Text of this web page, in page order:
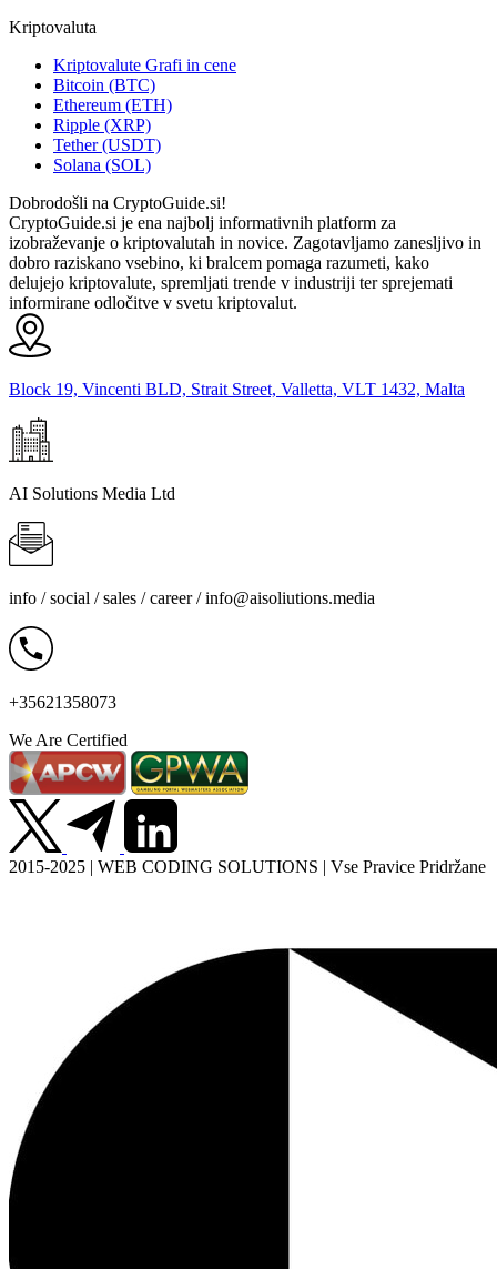
Kriptovaluta
Kriptovalute Grafi in cene
Bitcoin (BTC)
Ethereum (ETH)
Ripple (XRP)
Tether (USDT)
Solana (SOL)
Dobrodošli na CryptoGuide.si!
CryptoGuide.si je ena najbolj informativnih platform za
izobraževanje o kriptovalutah in novice. Zagotavljamo zanesljivo in
dobro raziskano vsebino, ki bralcem pomaga razumeti, kako
delujejo kriptovalute, spremljati trende v industriji ter sprejemati
informirane odločitve v svetu kriptovalut.
Block 19, Vincenti BLD, Strait Street, Valletta, VLT 1432, Malta
AI Solutions Media Ltd
info / social / sales / career /info@aisoliutions.media
+35621358073
We Are Certified
2015-2025 | WEB CODING SOLUTIONS | Vse Pravice Pridržane